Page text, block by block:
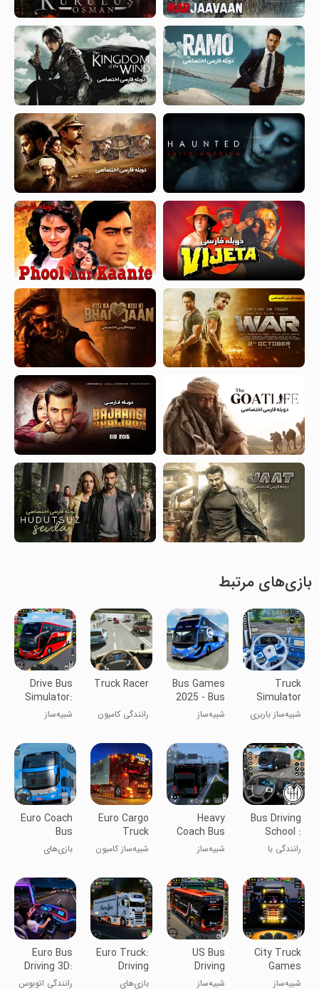
بازی‌های مرتبط
Truck
Simulator
3d: Cargo
شبیه‌ساز باربری
Bus Games
2025 - Bus
Simulator
شبیه‌ساز
متحده
Truck Racer
رانندگی کامیون
Drive Bus
Simulator:
Bus Games
شبیه‌ساز
بازی‌های
اتوبوس
Bus Driving
School :
Bus Games
رانندگی با
Heavy
Coach Bus
Simulator
شبیه‌ساز
2022
Euro Cargo
Truck
Simulator
شبیه‌ساز کامیون
Euro Coach
Bus
Simulator
Games
بازی‌های
اتوبوس یورویی
City Truck
Games
Simulator
شبیه‌ساز
US Bus
Driving
Games 3D
شبیه‌ساز
Euro Truck:
Driving
Games
بازی‌های
Euro Bus
Driving 3D:
Bus Games
رانندگی اتوبوس